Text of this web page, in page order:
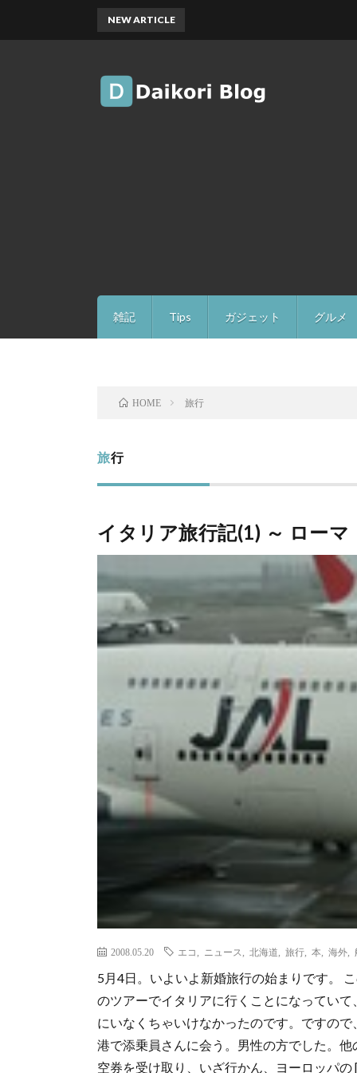
雑記 Tips ガジェット グルメ
NEW ARTICLE
HOME 旅行
旅行
イタリア旅行記(1) ～ ローマ
2008.05.20 エコ ニュース 北海道 旅行 本 海外
5月4日。いよいよ新婚旅行の始まりです。
のツアーでイタリアに行くことになってい
にいなくちゃいけなかったのです。ですの
港で添乗員さんに会う。男性の方でした。
空券を受け取り、いざ行かん、ヨーロッパ